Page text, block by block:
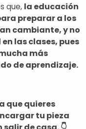
que, la educación
preparar a los
cambiante, y no
las clases, pues
más
de aprendizaje.
que quieres
tu pieza